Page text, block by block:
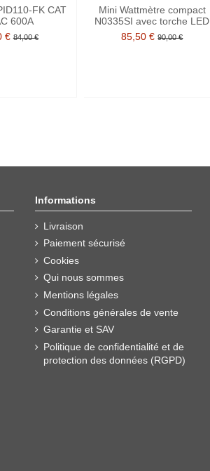
FK CAT
600A
€ 84,00 €
Mini Wattmètre compact
N0335SI avec torche LED
85,50 € 90,00 €
Informations
Livraison
Paiement sécurisé
Cookies
Qui nous sommes
Mentions légales
Conditions générales de vente
Garantie et SAV
Politique de confidentialité et de
protection des données (RGPD)